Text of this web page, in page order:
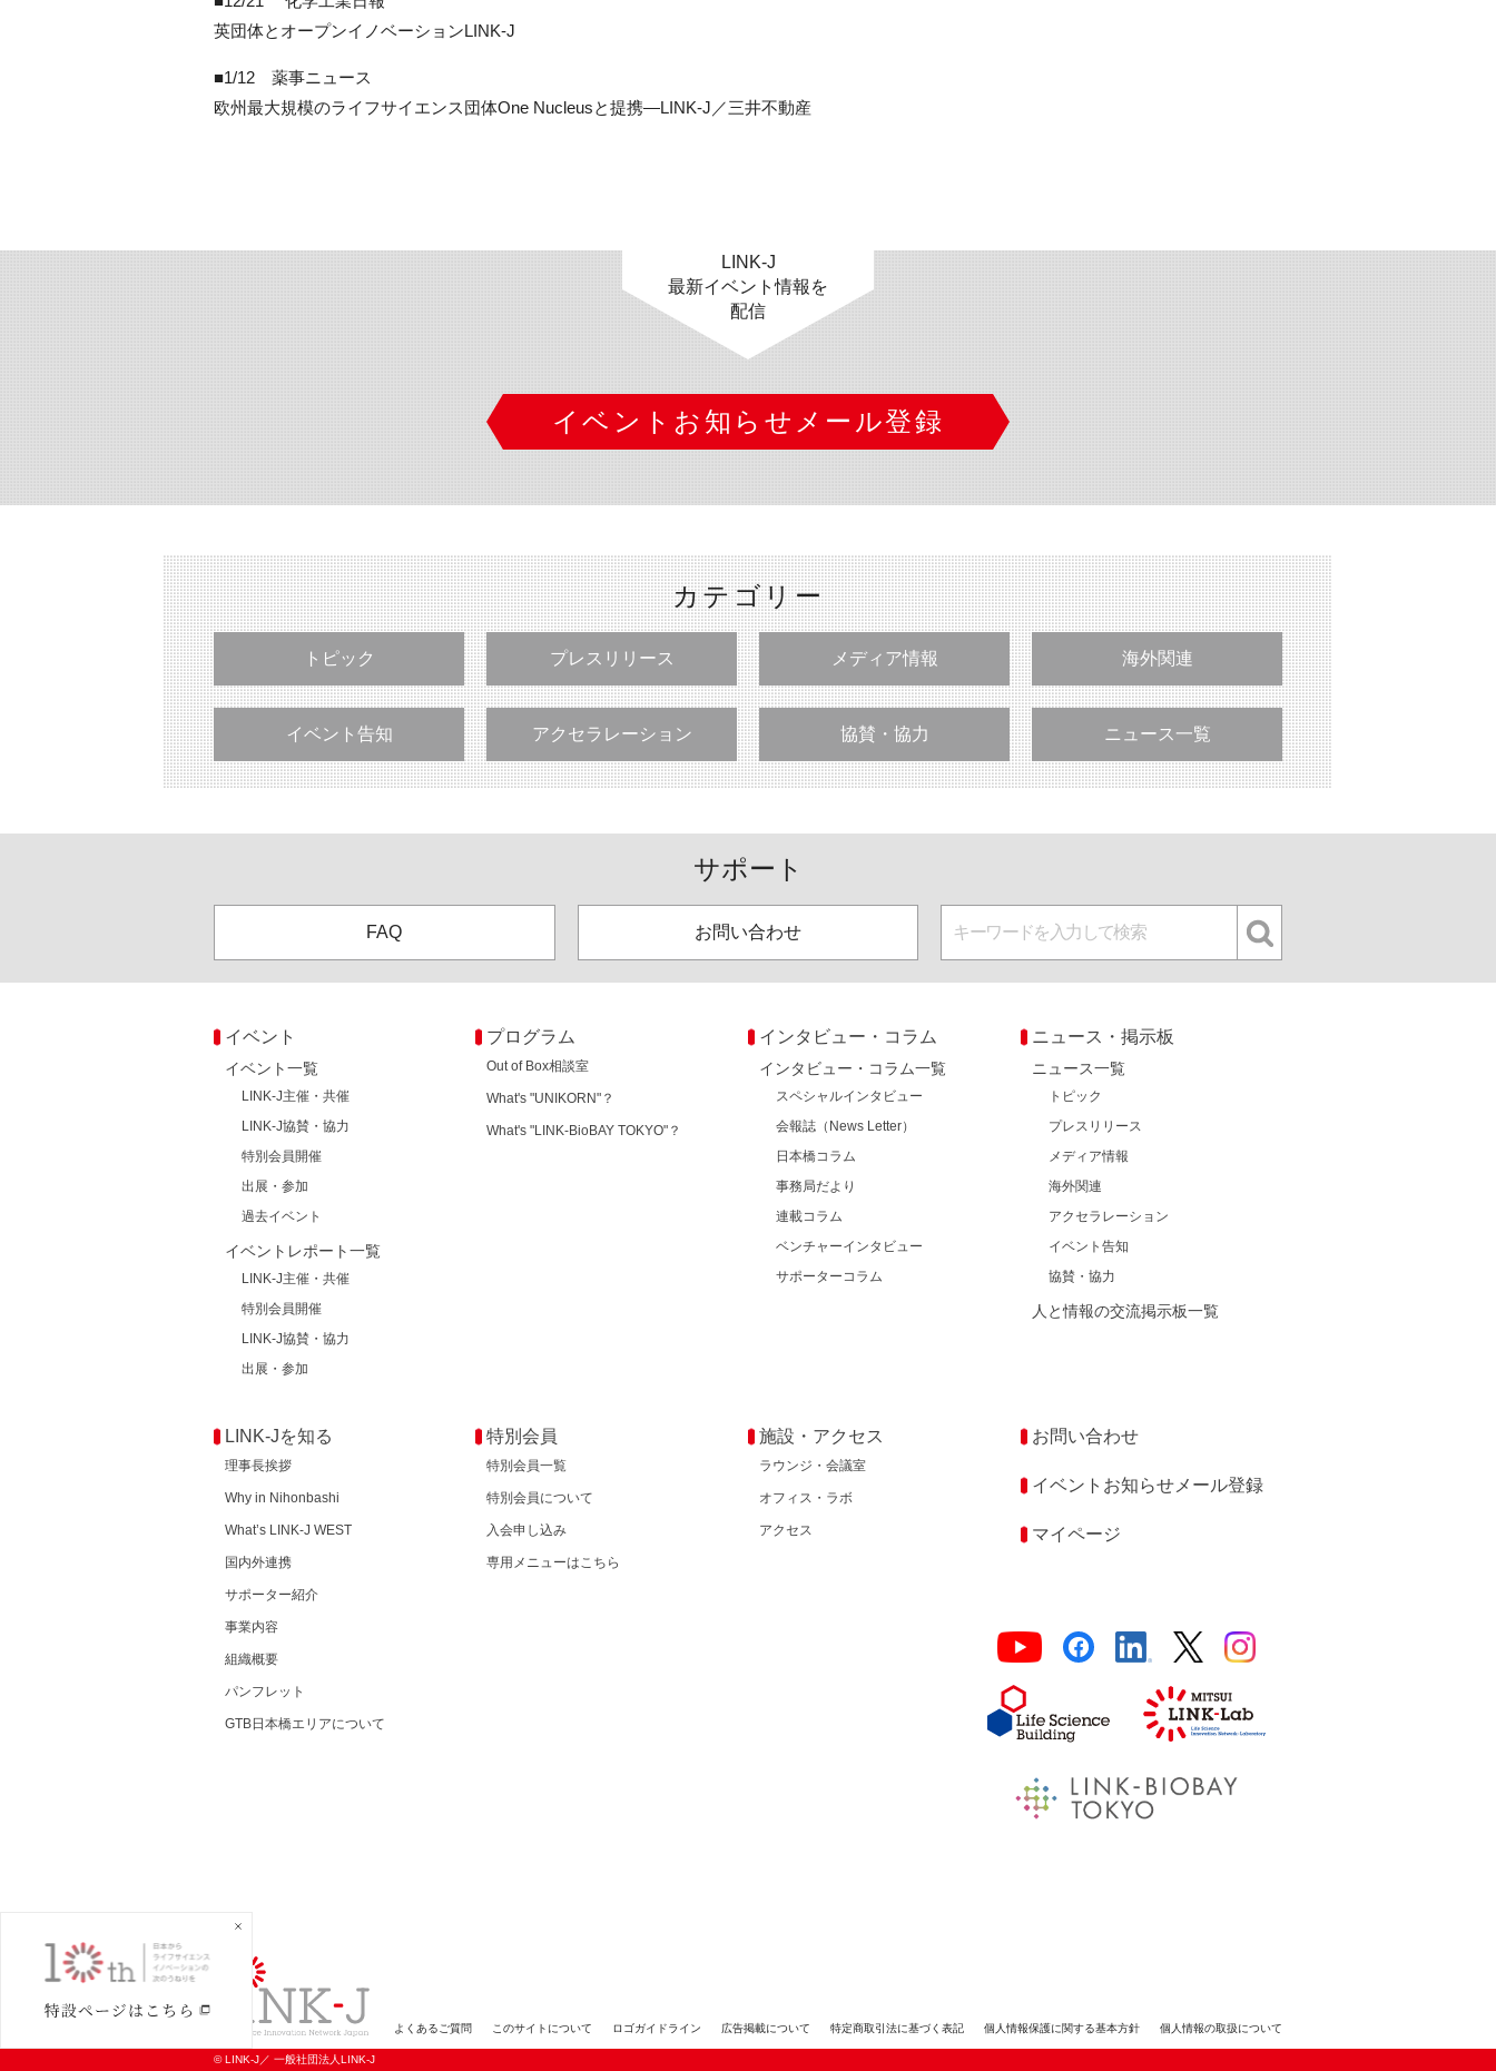
英団体とオープンイノベーションLINK-J
■1/12 薬事ニュース
欧州最⼤規模のライフサイエンス団体One Nucleusと提携―LINK-J／三井不動産
LINK-J
最新イベント情報を
配信
イベントお知らせメール登録
カテゴリー
トピック プレスリリース メディア情報 海外関連
イベント告知 アクセラレーション 協賛・協力 ニュース一覧
サポート
FAQ お問い合わせ
イベント
イベント一覧
LINK-J主催・共催
LINK-J協賛・協力
特別会員開催
出展・参加
過去イベント
イベントレポート一覧
LINK-J主催・共催
特別会員開催
LINK-J協賛・協力
出展・参加
プログラム
Out of Box相談室
What's "UNIKORN"？
What's "LINK-BioBAY TOKYO"？
インタビュー・コラム
インタビュー・コラム一覧
スペシャルインタビュー
会報誌（News Letter）
日本橋コラム
事務局だより
連載コラム
ベンチャーインタビュー
サポーターコラム
ニュース・掲示板
ニュース一覧
トピック
プレスリリース
メディア情報
海外関連
アクセラレーション
イベント告知
協賛・協力
人と情報の交流掲示板一覧
LINK-Jを知る
理事長挨拶
Why in Nihonbashi
What’s LINK-J WEST
国内外連携
サポーター紹介
事業内容
組織概要
パンフレット
GTB日本橋エリアについて
特別会員
特別会員一覧
特別会員について
入会申し込み
専用メニューはこちら
施設・アクセス
ラウンジ・会議室
オフィス・ラボ
アクセス
お問い合わせ
イベントお知らせメール登録
マイページ
よくあるご質問 このサイトについて ロゴガイドライン 広告掲載について 特定商取引法に基づく表記 個人情報保護に関する基本方針 個人情報の取扱について
© LINK-J／ 一般社団法人LINK-J